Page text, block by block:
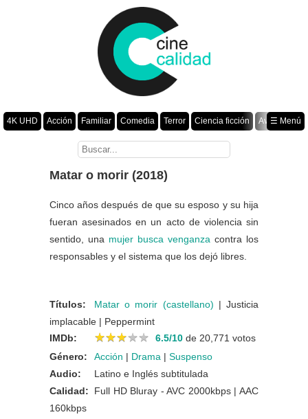
4K UHD Acción Familiar Comedia Terror Ciencia ficción
Aventura
Romance Fantasía Drama Animación Crimen
☰ Menú
Matar o morir (2018)
Cinco años después de que su esposo y su hija
fueran asesinados en un acto de violencia sin
sentido, una mujer busca venganza contra los
responsables y el sistema que los dejó libres.
Títulos: Matar o morir (castellano) | Justicia
implacable | Peppermint
IMDb:
★★★★★
★★★★★ 6.5/10 de 20,771 votos
Género:
Acción | Drama | Suspenso
Audio:
Latino e Inglés subtitulada
Calidad:
Full HD Bluray - AVC 2000kbps | AAC
160kbps